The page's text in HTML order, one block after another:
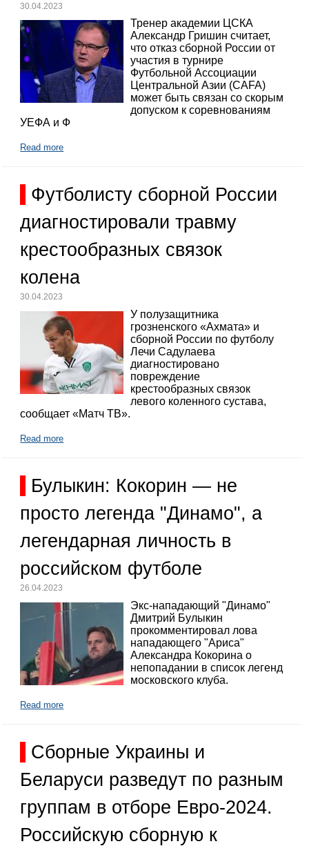
30.04.2023
Тренер академии ЦСКА
Александр Гришин считает,
что отказ сборной России от
участия в турнире
Футбольной Ассоциации
Центральной Азии (CAFA)
может быть связан со скорым
допуском к соревнованиям
УЕФА и Ф
Read more
Футболисту сборной России
диагностировали травму
крестообразных связок
колена
30.04.2023
У полузащитника
грозненского «Ахмата» и
сборной России по футболу
Лечи Садулаева
диагностировано
повреждение
крестообразных связок
левого коленного сустава,
сообщает «Матч ТВ».
Read more
Булыкин: Кокорин — не
просто легенда "Динамо", а
легендарная личность в
российском футболе
26.04.2023
Экс-нападающий "Динамо"
Дмитрий Булыкин
прокомментировал лова
нападающего "Ариса"
Александра Кокорина о
непопадании в список легенд
московского клуба.
Read more
Сборные Украины и
Беларуси разведут по разным
группам в отборе Евро-2024.
Российскую сборную к